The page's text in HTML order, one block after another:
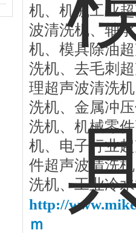
机、机械工业
波清洗机、轴
机、模具除油
洗机、去毛刺
理超声波清洗
洗机、金属冲
洗机、机械零
机、电子行业
件超声波清洗
洗机、工业冷
http://
ｍ